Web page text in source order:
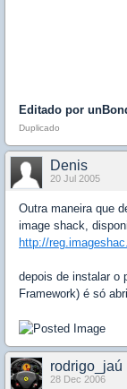
Editado por
Duplicado
Denis
20 Jul 2005
Outra maneira que
image shack,
http://
depois de instalar o
Framework) é só
rodrigo_jaú
28 Dec 2006